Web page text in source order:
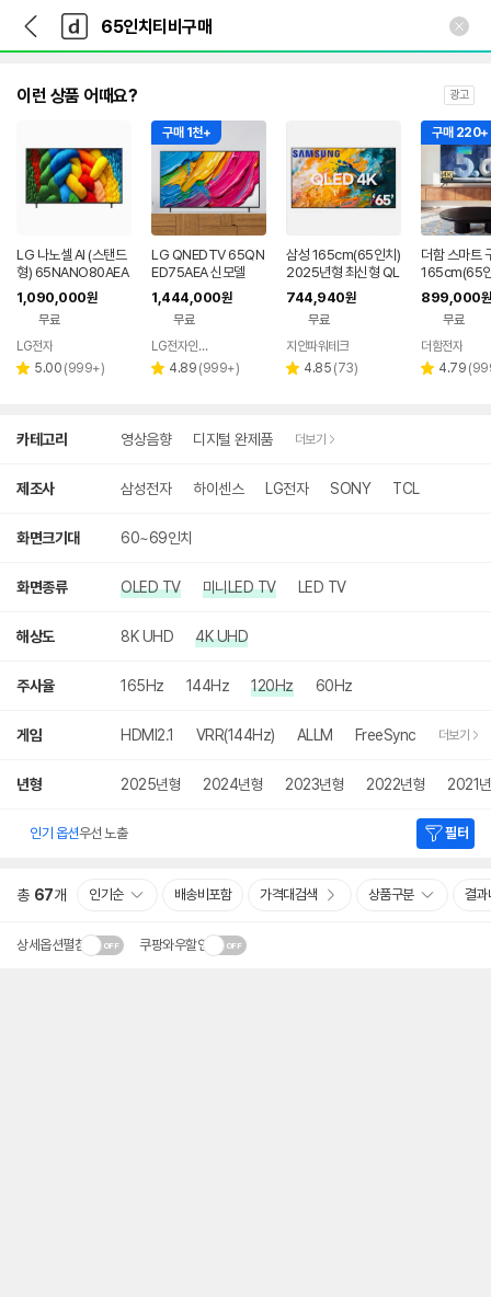
다
나
와
가
다
와
인
이런 상품 어때요? 광고
LG 나노셀 AI (스탠드
형) 65NANO80AEA
1,090,000원
무료
LG전자
별 5.00 리
(999+)
구매 1천+
LG QNEDTV 65QN
ED75AEA 신모델
1,444,000원
무료
페이
LG전자인증점 신영플러스
별 4.89 리
(999+)
삼성 165cm(65인치)
2025년형 최신형 QL
ED 스마트 4K UHD
TV 65Q7F 스탠드 기
본설치
744,940원
무료
페이
지안파워테크
별 4.85 리
(73)
구매 220+
더함 스마트
165cm(65
NILED
설치
899,000원
무료
페
더함전자
별 4.79 리
(
카테고리 영상음향 디지털 완제품 더보기
제조사 삼성전자 하이센스 LG전자 SONY TCL
화면크기대 60~69인치
화면종류 OLED TV 미니LED TV LED TV
해상도 8K UHD 4K UHD
주사율 165Hz 144Hz 120Hz 60Hz
게임 HDMI2.1 VRR(144Hz) ALLM FreeSync 더보기
년형 2025년형 2024년형 2023년형 2022년형 2021
인기 옵션우선 노출 필터
총 67개 인기순 배송비포함 가격대검색 상품구분 결과
상세옵션펼침 쿠팡와우할인